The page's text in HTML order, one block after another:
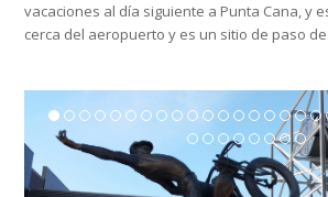
vacaciones al día siguiente a Punta Cana, y
cerca del aeropuerto y es un sitio de paso